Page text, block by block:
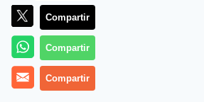
El ex secretario general del Partido
Compartir
Compartir
Compartir